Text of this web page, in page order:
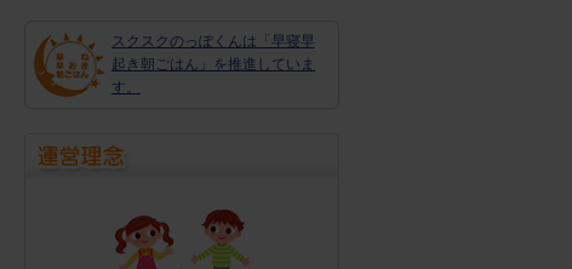
スクスクのっぽくんは「早寝早
起き朝ごはん」を推進していま
す。